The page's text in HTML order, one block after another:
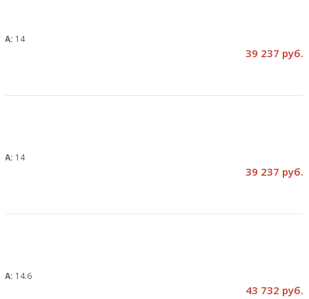
А: 14
39 237 руб.
А: 14
39 237 руб.
А: 14.6
43 732 руб.